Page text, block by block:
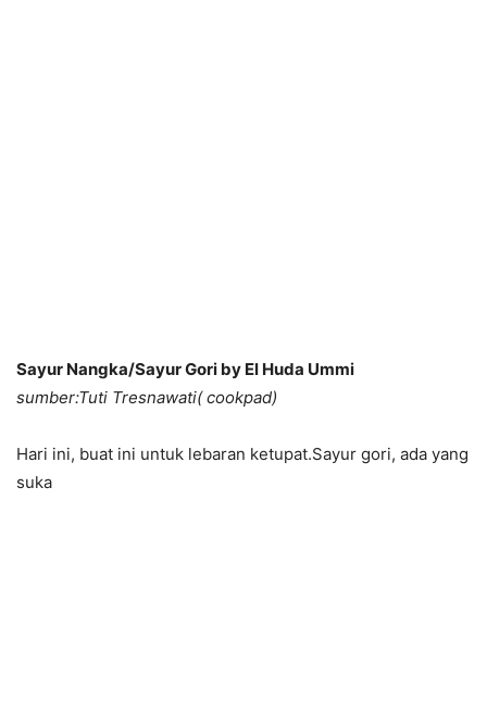
Sayur Nangka/Sayur Gori by El Huda Ummi
sumber:Tuti Tresnawati( cookpad)
Hari ini, buat ini untuk lebaran ketupat.Sayur gori, ada yang
suka